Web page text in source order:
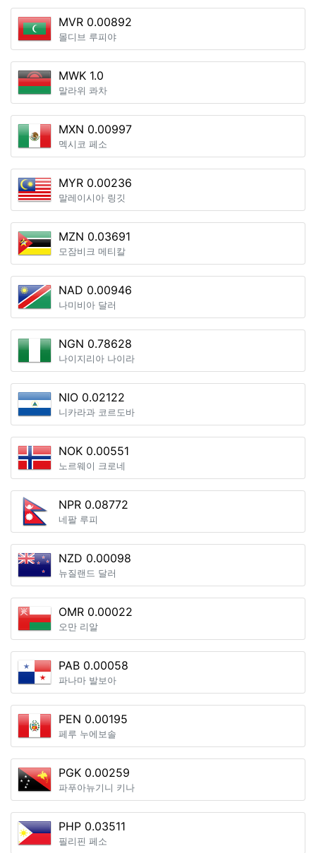
MVR 0.00892
몰디브 루피야
MWK 1.0
말라위 콰차
MXN 0.00997
멕시코 페소
MYR 0.00236
말레이시아 링깃
MZN 0.03691
모잠비크 메티칼
NAD 0.00946
나미비아 달러
NGN 0.78628
나이지리아 나이라
NIO 0.02122
니카라과 코르도바
NOK 0.00551
노르웨이 크로네
NPR 0.08772
네팔 루피
NZD 0.00098
뉴질랜드 달러
OMR 0.00022
오만 리알
PAB 0.00058
파나마 발보아
PEN 0.00195
페루 누에보솔
PGK 0.00259
파푸아뉴기니 키나
PHP 0.03511
필리핀 페소